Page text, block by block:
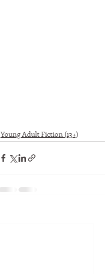
Young Adult Fiction (13+)